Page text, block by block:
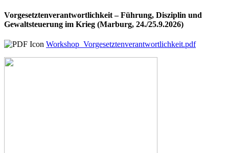
Vorgesetztenverantwortlichkeit – Führung, Disziplin und
Gewaltsteuerung im Krieg (Marburg, 24./25.9.2026)
Workshop_Vorgesetztenverantwortlichkeit.pdf